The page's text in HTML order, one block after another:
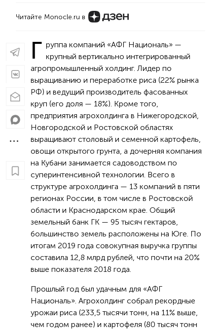
Читайте Monocle.ru в
Г руппа компаний «АФГ Националь» —
крупный вертикально интегрированный
агропромышленный холдинг. Лидер по
выращиванию и переработке риса (22% рынка
РФ) и ведущий производитель фасованных
круп (его доля — 18%). Кроме того,
предприятия агрохолдинга в Нижегородской,
Новгородской и Ростовской областях
выращивают столовый и семенной картофель,
овощи открытого грунта, а дочерняя компания
на Кубани занимается садоводством по
суперинтенсивной технологии. Всего в
структуре агрохолдинга — 13 компаний в пяти
регионах России, в том числе в Ростовской
области и Краснодарском крае. Общий
земельный банк ГК — 95 тысяч гектаров,
большинство земель расположены на Юге. По
итогам 2019 года совокупная выручка группы
составила 12,8 млрд рублей, что почти на 20%
выше показателя 2018 года.
Прошлый год был удачным для «АФГ
Националь». Агрохолдинг собрал рекордные
урожаи риса (233,5 тысячи тонн, на 11% выше,
чем годом ранее) и картофеля (80 тысяч тонн